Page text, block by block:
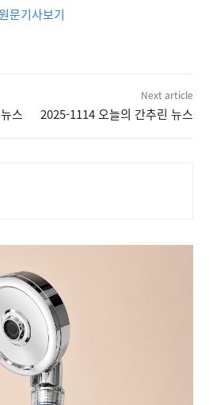
문기사보기
스
Next article
2025-1114 오늘의 간추린 뉴스